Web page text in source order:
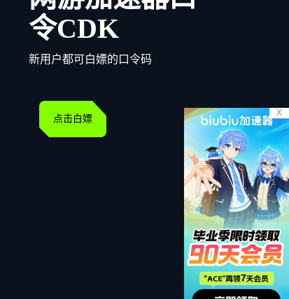
X
令CDK
新用户都可白嫖的口令码
点击白嫖